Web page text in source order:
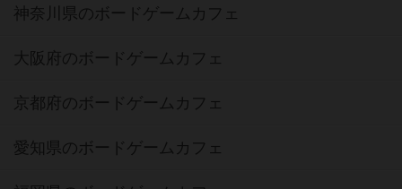
神奈川県のボードゲームカフェ
大阪府のボードゲームカフェ
京都府のボードゲームカフェ
愛知県のボードゲームカフェ